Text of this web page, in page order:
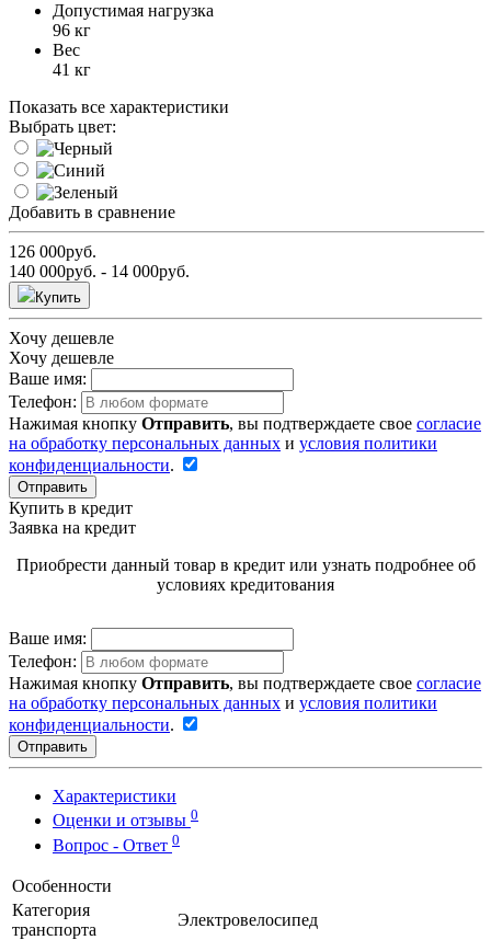
Допустимая нагрузка
96 кг
Вес
41 кг
Показать все характеристики
Выбрать цвет:
Добавить в сравнение
126 000руб.
140 000руб. - 14 000руб.
Купить
Хочу дешевле
Хочу дешевле
Ваше имя:
Телефон:
Нажимая кнопку Отправить, вы подтверждаете свое согласие
на обработку персональных данных и условия политики
конфиденциальности.
Отправить
Купить в кредит
Заявка на кредит
Приобрести данный товар в кредит или узнать подробнее об
условиях кредитования
Ваше имя:
Телефон:
Нажимая кнопку Отправить, вы подтверждаете свое согласие
на обработку персональных данных и условия политики
конфиденциальности.
Отправить
Характеристики
Оценки и отзывы 0
Вопрос - Ответ 0
Особенности
Категория
транспорта
Электровелосипед